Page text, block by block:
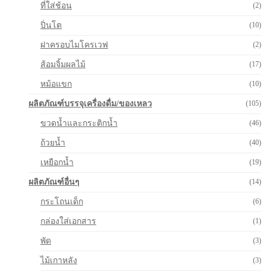
ที่ใส่ช้อน (2)
ปิ่นโต (10)
ฝาครอบไมโครเวฟ (2)
ส้อมจิ้มผลไม้ (17)
หม้อแขก (10)
ผลิตภัณฑ์บรรจุเครื่องดื่ม/ของเหลว (105)
ขวดน้ำและกระติกน้ำ (46)
ถ้วยน้ำ (40)
เหยือกน้ำ (19)
ผลิตภัณฑ์อื่นๆ (14)
กระโถนเด็ก (6)
กล่องใส่เอกสาร (1)
พัด (3)
ไม้เกาหลัง (3)